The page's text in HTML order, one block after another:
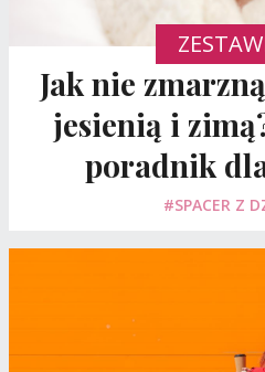
Jak nie
jesienią i
poradnik
#SPACER Z